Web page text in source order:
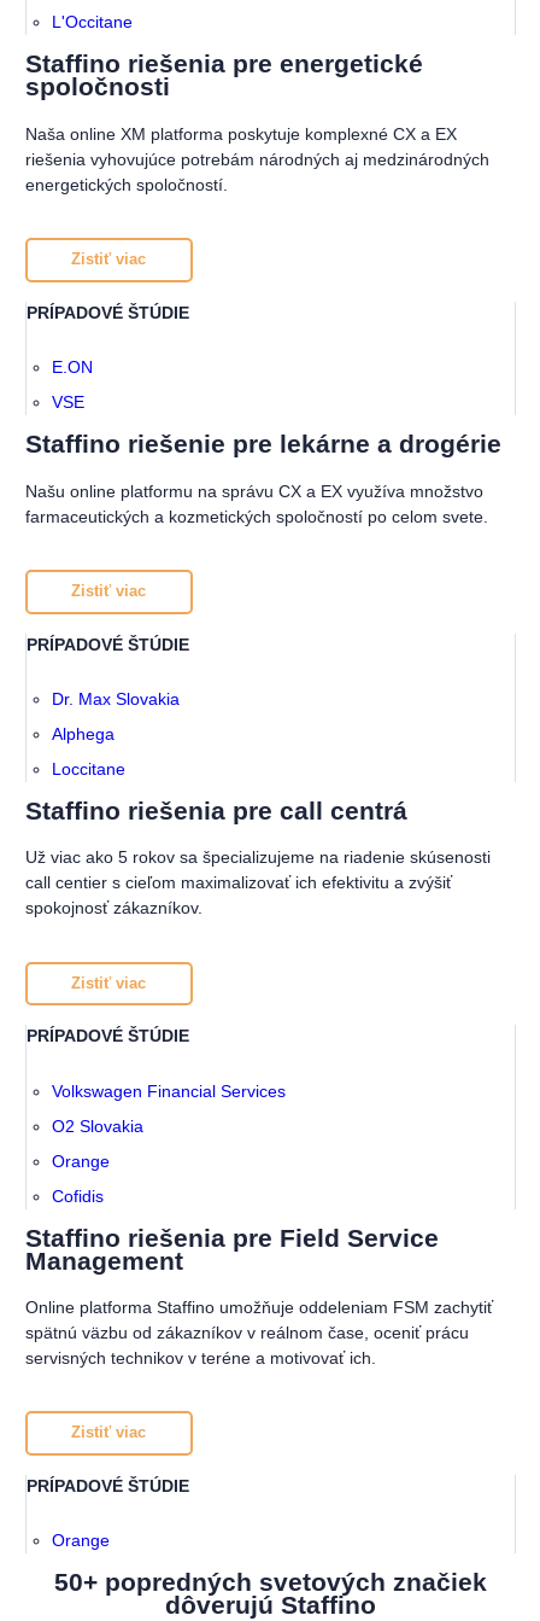
L'Occitane
Staffino riešenia pre energetické
spoločnosti
Naša online XM platforma poskytuje komplexné CX a EX
riešenia vyhovujúce potrebám národných aj medzinárodných
energetických spoločností.
Zistiť viac
PRÍPADOVÉ ŠTÚDIE
E.ON
VSE
Staffino riešenie pre lekárne a drogérie
Našu online platformu na správu CX a EX využíva množstvo
farmaceutických a kozmetických spoločností po celom svete.
Zistiť viac
PRÍPADOVÉ ŠTÚDIE
Dr. Max Slovakia
Alphega
Loccitane
Staffino riešenia pre call centrá
Už viac ako 5 rokov sa špecializujeme na riadenie skúsenosti
call centier s cieľom maximalizovať ich efektivitu a zvýšiť
spokojnosť zákazníkov.
Zistiť viac
PRÍPADOVÉ ŠTÚDIE
Volkswagen Financial Services
O2 Slovakia
Orange
Cofidis
Staffino riešenia pre Field Service
Management
Online platforma Staffino umožňuje oddeleniam FSM zachytiť
spätnú väzbu od zákazníkov v reálnom čase, oceniť prácu
servisných technikov v teréne a motivovať ich.
Zistiť viac
PRÍPADOVÉ ŠTÚDIE
Orange
50+ popredných svetových značiek
dôverujú Staffino